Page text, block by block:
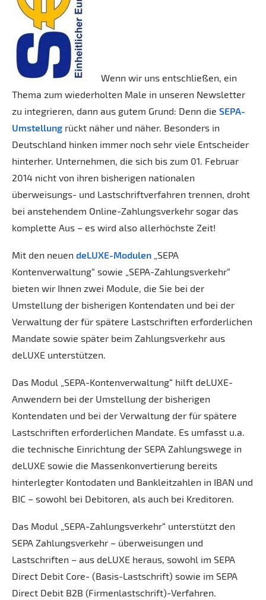
Wenn wir uns entschließen, ein
Thema zum wiederholten Male in unseren Newsletter
zu integrieren, dann aus gutem Grund: Denn die SEPA-
Umstellung rückt näher und näher. Besonders in
Deutschland hinken immer noch sehr viele Entscheider
hinterher. Unternehmen, die sich bis zum 01. Februar
2014 nicht von ihren bisherigen nationalen
überweisungs- und Lastschriftverfahren trennen, droht
bei anstehendem Online-Zahlungsverkehr sogar das
komplette Aus – es wird also allerhöchste Zeit!
Mit den neuen deLUXE-Modulen „SEPA
Kontenverwaltung“ sowie „SEPA-Zahlungsverkehr“
bieten wir Ihnen zwei Module, die Sie bei der
Umstellung der bisherigen Kontendaten und bei der
Verwaltung der für spätere Lastschriften erforderlichen
Mandate sowie später beim Zahlungsverkehr aus
deLUXE unterstützen.
Das Modul „SEPA-Kontenverwaltung“ hilft deLUXE-
Anwendern bei der Umstellung der bisherigen
Kontendaten und bei der Verwaltung der für spätere
Lastschriften erforderlichen Mandate. Es umfasst u.a.
die technische Einrichtung der SEPA Zahlungswege in
deLUXE sowie die Massenkonvertierung bereits
hinterlegter Kontodaten und Bankleitzahlen in IBAN und
BIC – sowohl bei Debitoren, als auch bei Kreditoren.
Das Modul „SEPA-Zahlungsverkehr“ unterstützt den
SEPA Zahlungsverkehr – überweisungen und
Lastschriften – aus deLUXE heraus, sowohl im SEPA
Direct Debit Core- (Basis-Lastschrift) sowie im SEPA
Direct Debit B2B (Firmenlastschrift)-Verfahren.